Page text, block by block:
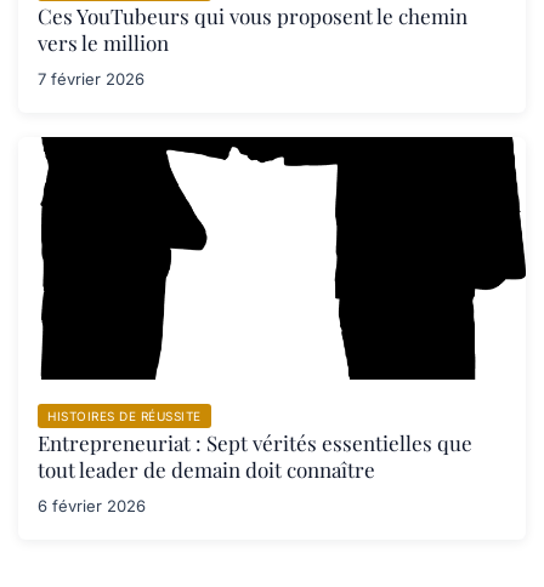
Ces YouTubeurs qui vous proposent le chemin
vers le million
7 février 2026
HISTOIRES DE RÉUSSITE
Entrepreneuriat : Sept vérités essentielles que
tout leader de demain doit connaître
6 février 2026